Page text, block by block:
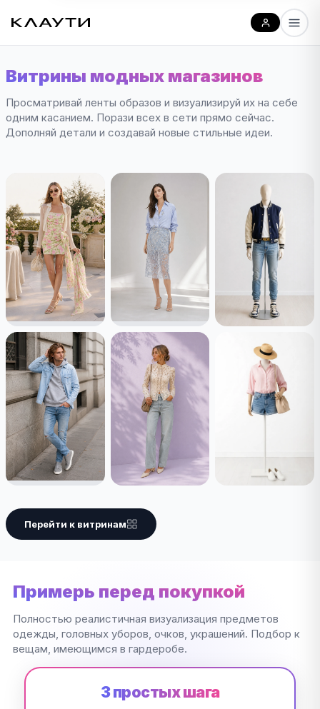
Витрины модных магазинов
Просматривай ленты образов и визуализируй их на себе
одним касанием. Порази всех в сети прямо сейчас.
Дополняй детали и создавай новые стильные идеи.
Перейти к витринам
Примерь перед покупкой
Полностью реалистичная визуализация предметов
одежды, головных уборов, очков, украшений. Подбор к
вещам, имеющимся в гардеробе.
3 простых шага